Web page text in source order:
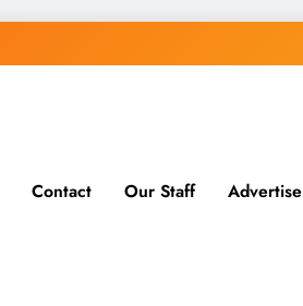
Contact Our Staff Advertise